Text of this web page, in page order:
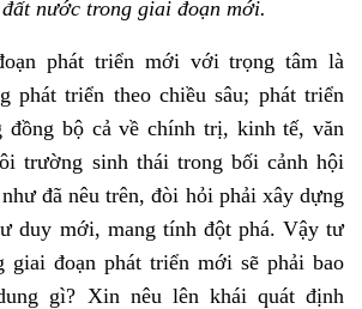
nước trong giai đoạn mới.
phát triển mới với trọng tâm là
phát triển theo chiều sâu; phát triển
đồng bộ cả về chính trị, kinh tế, văn
trường sinh thái trong bối cảnh hội
đã nêu trên, đòi hỏi phải xây dựng
duy mới, mang tính đột phá. Vậy tư
giai đoạn phát triển mới sẽ phải bao
gì? Xin nêu lên khái quát định